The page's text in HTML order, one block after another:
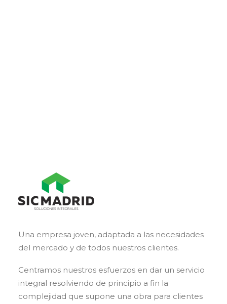
Una empresa joven, adaptada a las necesidades
del mercado y de todos nuestros clientes.
Centramos nuestros esfuerzos en dar un servicio
integral resolviendo de principio a fin la
complejidad que supone una obra para clientes